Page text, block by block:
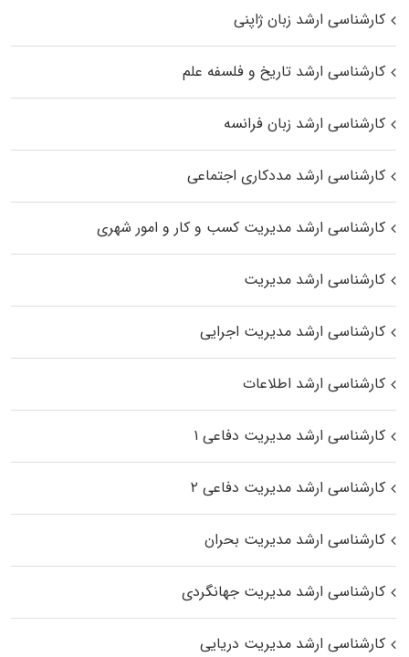
کارشناسی ارشد زبان ژاپنی
کارشناسی ارشد تاریخ و فلسفه علم
کارشناسی ارشد زبان فرانسه
کارشناسی ارشد مددکاری اجتماعی
کارشناسی ارشد مدیریت کسب و کار و امور شهری
کارشناسی ارشد مدیریت
کارشناسی ارشد مدیریت اجرایی
کارشناسی ارشد اطلاعات
کارشناسی ارشد مدیریت دفاعی ۱
کارشناسی ارشد مدیریت دفاعی ۲
کارشناسی ارشد مدیریت بحران
کارشناسی ارشد مدیریت جهانگردی
کارشناسی ارشد مدیریت دریایی